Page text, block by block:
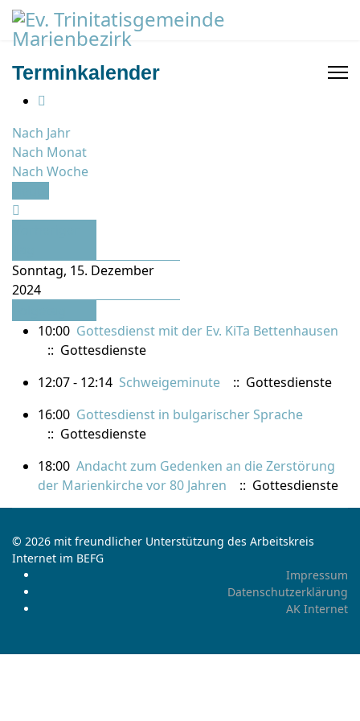
Terminkalender
Nach Jahr
Nach Monat
Nach Woche
Sonntag, 15. Dezember
2024
10:00 Gottesdienst mit der Ev. KiTa Bettenhausen
:: Gottesdienste
12:07 - 12:14 Schweigeminute
:: Gottesdienste
16:00 Gottesdienst in bulgarischer Sprache
:: Gottesdienste
18:00 Andacht zum Gedenken an die Zerstörung
der Marienkirche vor 80 Jahren
:: Gottesdienste
© 2026 mit freundlicher Unterstützung des Arbeitskreis
Internet im BEFG
Impressum
Datenschutzerklärung
AK Internet